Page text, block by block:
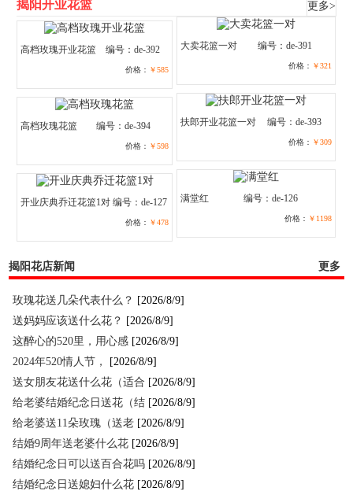
揭阳开业花篮 更多>
高档玫瑰开业花篮 编号：de-392
价格： ￥585
大卖花篮一对 编号：de-391
价格： ￥321
高档玫瑰花篮 编号：de-394
价格： ￥598
扶郎开业花篮一对 编号：de-393
价格： ￥309
开业庆典乔迁花篮1对 编号：de-127
价格： ￥478
满堂红 编号：de-126
价格： ￥1198
揭阳花店新闻 更多
玫瑰花送几朵代表什么？ [2026/8/9]
送妈妈应该送什么花？ [2026/8/9]
这醉心的520里，用心感 [2026/8/9]
2024年520情人节，
[2026/8/9]
送女朋友花送什么花（适合 [2026/8/9]
给老婆结婚纪念日送花（结 [2026/8/9]
给老婆送11朵玫瑰（送老 [2026/8/9]
结婚9周年送老婆什么花 [2026/8/9]
结婚纪念日可以送百合花吗 [2026/8/9]
结婚纪念日送媳妇什么花 [2026/8/9]